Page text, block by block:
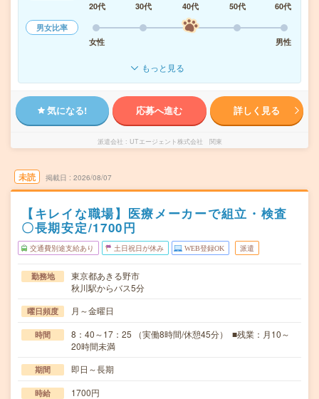
20代
30代 40代 50代
60代
男女比率
女性
男性
もっと見る
気になる! 応募へ進む 詳しく見る
派遣会社 UTエージェント株式会社 関東
未読 掲載日 2026/08/07
【キレイな職場】医療メーカーで組立・検査
〇長期安定/1700円
交通費別途支給あり 土日祝日が休み WEB登録OK 派遣
勤務地
東京都あきる野市
秋川駅からバス5分
曜日頻度 月～金曜日
時間
8：40～17：25 （実働8時間/休憩45分） ■残業：月10～
20時間未満
期間 即日～長期
時給 1700円